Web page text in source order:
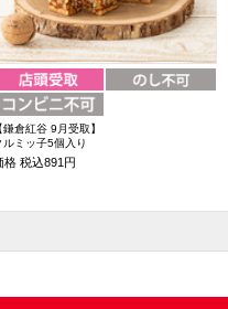
鎌倉紅谷 9月受取】
ルミッ子5個入り
格 税込891円